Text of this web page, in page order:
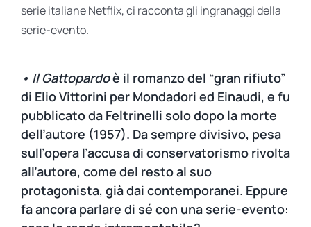
serie italiane Netflix, ci racconta gli ingranaggi della
serie-evento.
• Il Gattopardoè il romanzo del “gran rifiuto”
di Elio Vittorini per Mondadori ed Einaudi, e fu
pubblicato da Feltrinelli solo dopo la morte
dell’autore (1957). Da sempre divisivo, pesa
sull’opera l’accusa di conservatorismo rivolta
all’autore, come del resto al suo
protagonista, già dai contemporanei. Eppure
fa ancora parlare di sé con una serie-evento: